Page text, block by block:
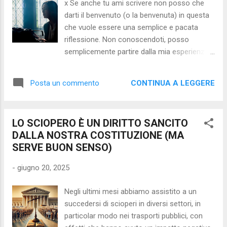
continuità. Come placare allora questo
andare e venire continuo dei pensieri? Come
sedare, almeno per pochi minuti, questa
scimmia dispettosa e vivace che abbiamo
dentro la nostra testa? Esistono in realtà
impresa. Uno dei tanti viene insegnato nelle
x Se anche tu ami scrivere non posso che
darti il benvenuto (o la benvenuta) in questa
che vuole essere una semplice e pacata
riflessione. Non conoscendoti, posso
semplicemente partire dalla mia esperienza
sempre. Sin da piccolino, alle scuole
divertenti, al punto che, alla terza elementare
(stiamo parlando degli anni ’60), il Maestro
(che se non ricordo male si chiamava Dante)
l’aver scritto un tema lungo e divertente,
Qualcosa di analogo capitò all’esame di
maturità dove, in una delle prove scritte (un
tema di cultura generale), presi il massimo
Posta un commento CONTINUA A LEGGERE
LO SCIOPERO È UN DIRITTO SANCITO
DALLA NOSTRA COSTITUZIONE (MA
SERVE BUON SENSO)
- giugno 20, 2025
Negli ultimi mesi abbiamo assistito a un
succedersi di scioperi in diversi settori, in
particolar modo nei trasporti pubblici, con